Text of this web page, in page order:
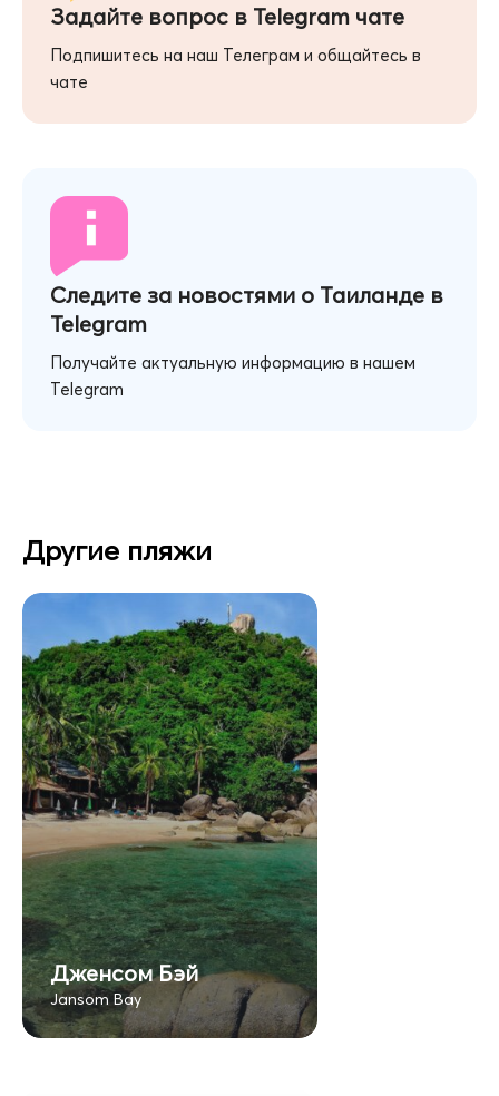
Задайте вопрос в Telegram чате
Подпишитесь на наш Телеграм и общайтесь в
чате
Следите за новостями о Таиланде в
Telegram
Получайте актуальную информацию в нашем
Telegram
Другие пляжи
Дженсом Бэй
Jansom Bay